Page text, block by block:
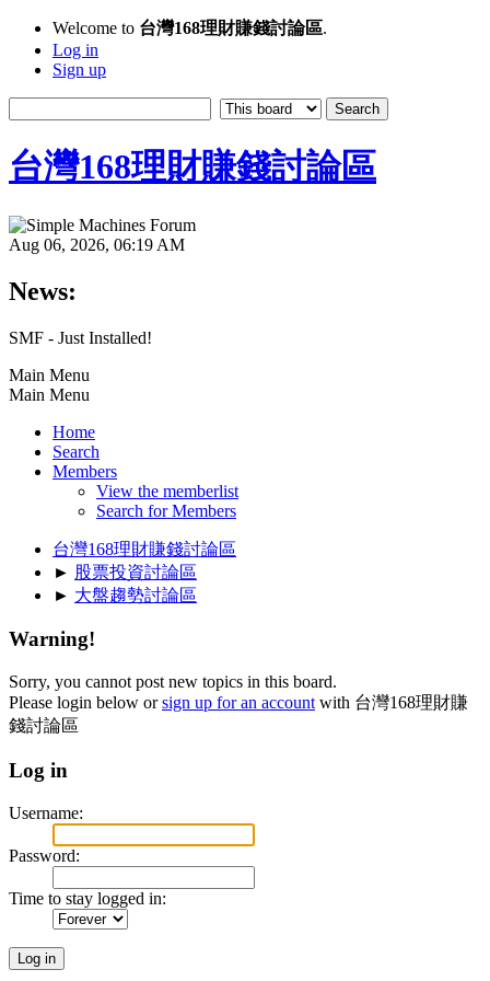
Welcome to 台灣168理財賺錢討論區.
Log in
Sign up
台灣168理財賺錢討論區
Aug 06, 2026, 06:19 AM
News:
SMF - Just Installed!
Main Menu
Main Menu
Home
Search
Members
View the memberlist
Search for Members
台灣168理財賺錢討論區
► 股票投資討論區
► 大盤趨勢討論區
Warning!
Sorry, you cannot post new topics in this board.
Please login below orsign up for an account with 台灣168理財賺
錢討論區
Log in
Username:
Password:
Time to stay logged in: